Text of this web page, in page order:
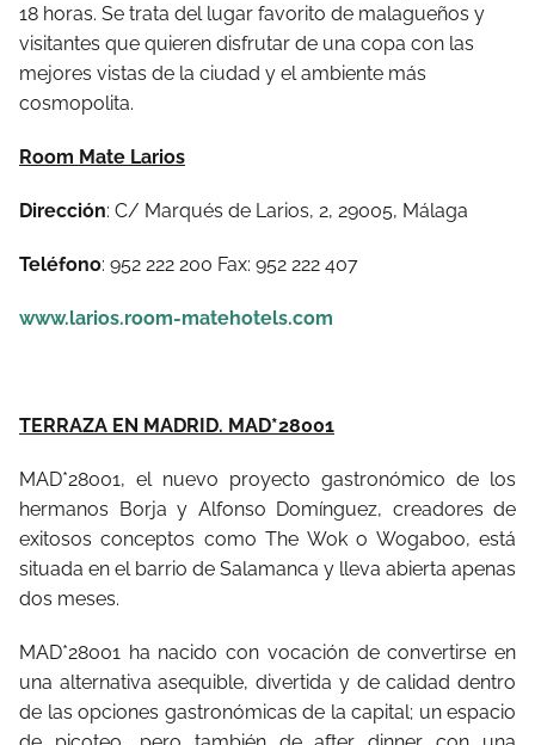
18 horas. Se trata del lugar favorito de malagueños y
visitantes que quieren disfrutar de una copa con las
mejores vistas de la ciudad y el ambiente más
cosmopolita.
Room Mate Larios
Dirección: C/ Marqués de Larios, 2, 29005, Málaga
Teléfono: 952 222 200 Fax: 952 222 407
www.larios.room-matehotels.com
TERRAZA EN MADRID. MAD*28001
MAD*28001, el nuevo proyecto gastronómico de los
hermanos Borja y Alfonso Domínguez, creadores de
exitosos conceptos como The Wok o Wogaboo, está
situada en el barrio de Salamanca y lleva abierta apenas
dos meses.
MAD*28001 ha nacido con vocación de convertirse en
una alternativa asequible, divertida y de calidad dentro
de las opciones gastronómicas de la capital; un espacio